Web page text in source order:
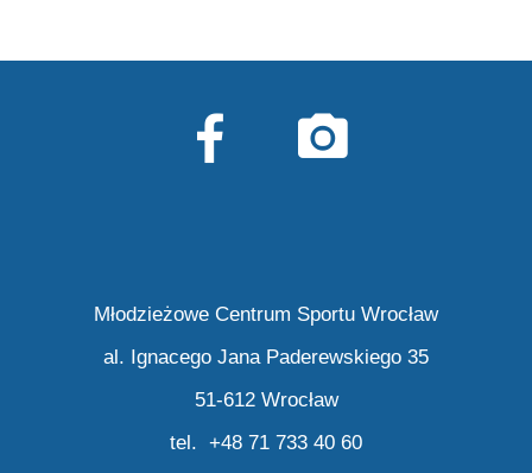
Młodzieżowe Centrum Sportu Wrocław
al. Ignacego Jana Paderewskiego 35
51-612 Wrocław
tel. +48 71 733 40 60